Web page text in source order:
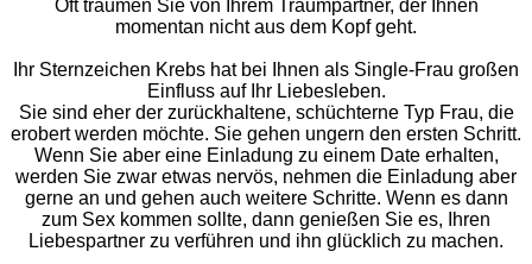
Oft träumen Sie von Ihrem Traumpartner, der Ihnen
momentan nicht aus dem Kopf geht.
Ihr Sternzeichen Krebs hat bei Ihnen als Single-Frau großen
Einfluss auf Ihr Liebesleben.
Sie sind eher der zurückhaltene, schüchterne Typ Frau, die
erobert werden möchte. Sie gehen ungern den ersten Schritt.
Wenn Sie aber eine Einladung zu einem Date erhalten,
werden Sie zwar etwas nervös, nehmen die Einladung aber
gerne an und gehen auch weitere Schritte. Wenn es dann
zum Sex kommen sollte, dann genießen Sie es, Ihren
Liebespartner zu verführen und ihn glücklich zu machen.